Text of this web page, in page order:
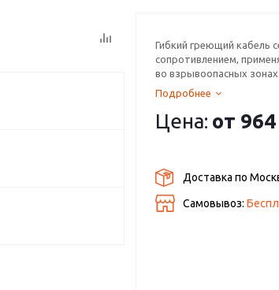
Гибкий греющий кабель
сопротивлением,
во взрывоопасных
Подробнее
Цена: от
Доставка по
Самовывоз: